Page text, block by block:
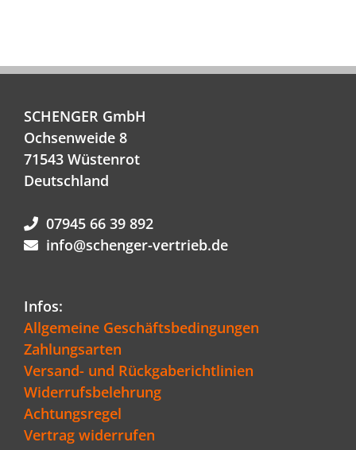
SCHENGER GmbH
Ochsenweide 8
71543 Wüstenrot
Deutschland
07945 66 39 892
info@schenger-vertrieb.de
Infos:
Allgemeine Geschäftsbedingungen
Zahlungsarten
Versand- und Rückgaberichtlinien
Widerrufsbelehrung
Achtungsregel
Vertrag widerrufen